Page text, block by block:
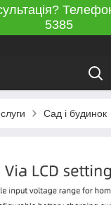
5385
Сад і будинок